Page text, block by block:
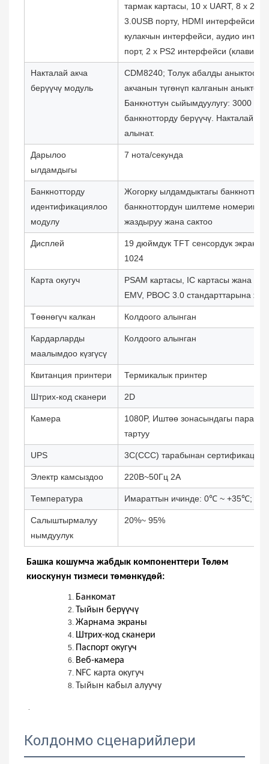
тармак картасы, 10 x UART, 8 x 2.0
3.0USB порту, HDMI интерфейси,
кулакчын интерфейси, аудио
порт, 2 x PS2 интерфейси
Накталай акча
берүүчү модуль
CDM8240; Толук абалды аныктоо
акчанын түгөнүп калганын аныктоо,
Банкноттун сыйымдуулугу: 3000
банкнотторду берүүчү. Накталай
алынат.
Дарылоо
ылдамдыгы
7 нота/секунда
Банкнотторду
идентификациялоо
модулу
Жогорку ылдамдыктагы банкноттор
банкноттордун шилтеме номерин
жаздыруу жана сактоо
Дисплей
19 дюймдук TFT сенсордук экран,
1024
Карта окугуч
PSAM картасы, IC картасы жана
EMV, PBOC 3.0 стандарттарына
Төөнөгүч калкан Колдоого алынган
Кардарларды
маалымдоо күзгүсү
Колдоого алынган
Квитанция принтери Термикалык принтер
Штрих-код сканери 2D
Камера
1080P, Иштөө зонасындагы
тартуу
UPS 3C(CCC) тарабынан
Электр камсыздоо 220В~50Гц 2А
Температура Имараттын ичинде: 0℃ ~ +35℃;
Салыштырмалуу
нымдуулук
20%~ 95%
Башка кошумча жабдык компоненттери Төлөм
киоскунун тизмеси төмөнкүдөй:
Банкомат
Тыйын берүүчү
Жарнама экраны
Штрих-код сканери
Паспорт окугуч
Веб-камера
NFC карта окугуч
Тыйын кабыл алуучу
Колдонмо сценарийлери